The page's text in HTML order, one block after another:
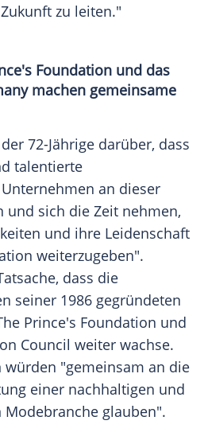
zu leiten."
Foundation und das
machen gemeinsame
72-Jährige darüber, dass
talentierte
an dieser
und sich die Zeit nehmen,
und ihre Leidenschaft
weiterzugeben".
dass die
seiner 1986 gegründeten
Prince's Foundation und
Council weiter wachse.
würden "gemeinsam an die
einer nachhaltigen und
glauben".